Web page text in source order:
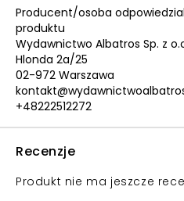
Producent/osoba
produktu
Wydawnictwo Albatros Sp. z
Hlonda 2a/25
02-972 Warszawa
+48222512272
Recenzje
Produkt nie ma jeszcze